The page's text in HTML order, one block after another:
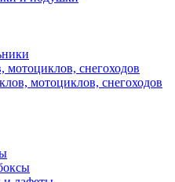
мотоциклов, снегоходов
мотоциклов, снегоходов